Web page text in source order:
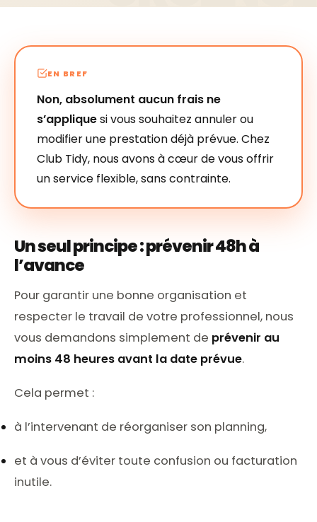
EN BREF
Non, absolument aucun frais ne
s’appliquesi vous souhaitez annuler ou
modifier une prestation déjà prévue. Chez
Club Tidy, nous avons à cœur de vous offrir
un service flexible, sans contrainte.
Un seul principe : prévenir 48h à
l’avance
Pour garantir une bonne organisation et
respecter le travail de votre professionnel, nous
vous demandons simplement de prévenir au
moins 48 heures avant la date prévue.
Cela permet :
à l’intervenant de réorganiser son planning,
et à vous d’éviter toute confusion ou facturation
inutile.